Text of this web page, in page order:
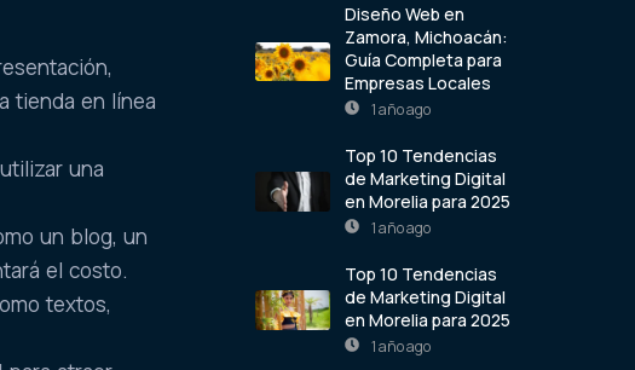
tienda en línea
una
un blog, un
el costo.
textos,
Diseño Web en
Zamora, Michoacán:
Guía Completa para
Empresas Locales
1 año ago
Top 10 Tendencias
de Marketing Digital
en Morelia para 2025
1 año ago
Top 10 Tendencias
de Marketing Digital
en Morelia para 2025
1 año ago